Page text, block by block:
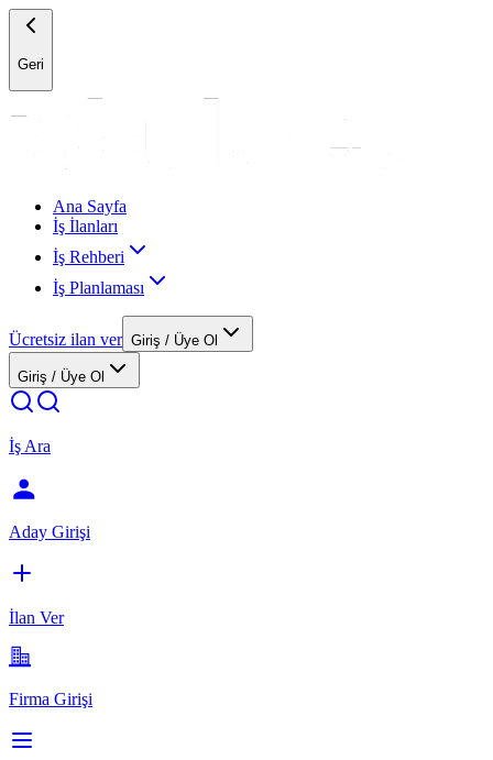
Geri
Ana Sayfa
İş İlanları
İş Rehberi
İş Planlaması
Ücretsiz ilan ver Giriş / Üye Ol
Giriş / Üye Ol
İş Ara
Aday Girişi
İlan Ver
Firma Girişi